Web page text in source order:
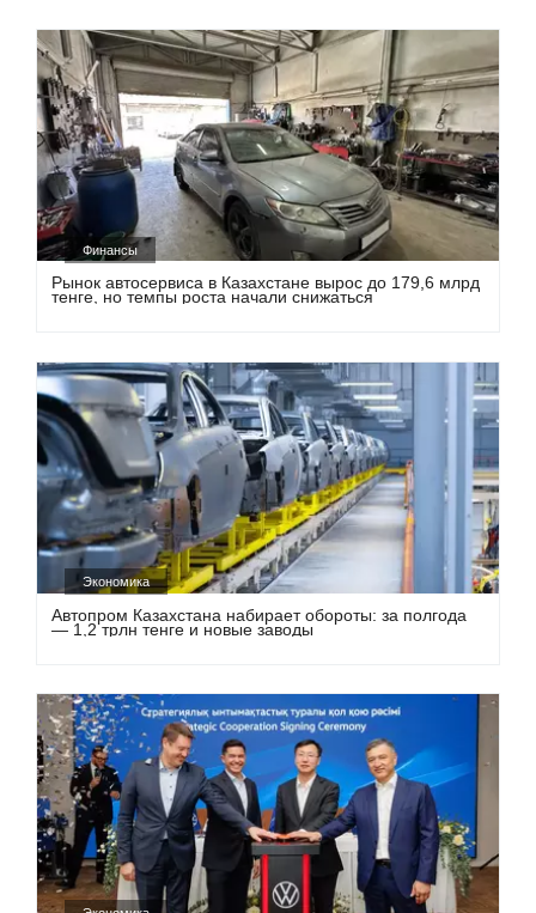
Финансы
Рынок автосервиса в Казахстане вырос до 179,6 млрд
тенге, но темпы роста начали снижаться
Экономика
Автопром Казахстана набирает обороты: за полгода
— 1,2 трлн тенге и новые заводы